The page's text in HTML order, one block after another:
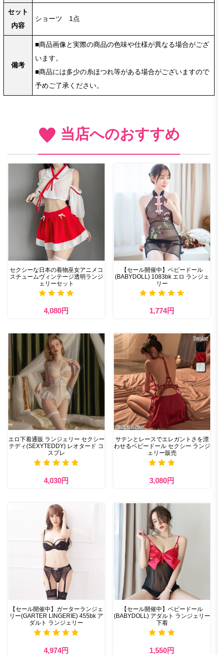
セット
内容
ショーツ 1点
備考
■商品画像と実際の商品の色味や仕様が異なる場合がござ
います。
■商品には多少の糸ほつれ等がある場合がございますので
予めご了承ください。
当店へのおすすめ
セクシーな日本の着物巫女アニメコ
スチュームヴィンテージ透明ランジ
ェリーセット
4,080円
【セール開催中】ベビードール
(BABYDOLL) 1083bk エロ ランジェ
リー
1,774円
エロ下着通販 ランジェリー セクシー
テディ(SEXYTEDDY) レオタード コ
スプレ
4,030円
サテンとレースでエレガントさを漂
わせるベビードール セクシー ランジ
ェリー販売
3,080円
【セール開催中】ガーターランジェ
リー(GARTER LINGERIE) 455bk ア
ダルト ランジェリー
4,974円
【セール開催中】ベビードール
(BABYDOLL) アダルト ランジェリー
下着
1,550円